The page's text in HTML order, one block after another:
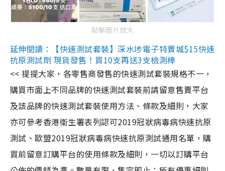
點擊圖片放大
延伸閱讀：【快速測試套裝】深水埗電子特賣城$15快速
抗原測試劑 現貨發售！買10支再送3支檢測棒
<< 提提大家，各零售商發售的快速測試套裝規格不一，
購買市面上不同品牌的快速測試套裝前請留意售賣平台
及該品牌的快速測試套裝使用方法、條款及細則，大家
亦可參考香港衞生署表列認可2019冠狀病毒病快速抗原
測試、歐盟2019冠狀病毒病快速抗原測試通用名單，購
買前留意訂購平台的使用條款及細則，一切以訂購平台